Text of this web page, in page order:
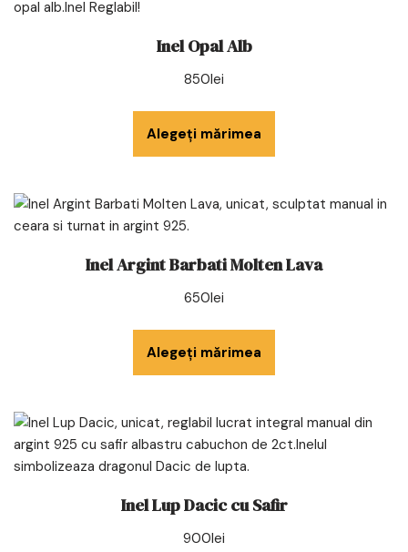
Inel Opal Alb
850lei
Alegeți mărimea
Inel Argint Barbati Molten Lava
650lei
Alegeți mărimea
Inel Lup Dacic cu Safir
900lei